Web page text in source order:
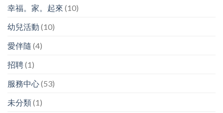
幸福。家。起來 (10)
幼兒活動 (10)
愛伴隨 (4)
招聘(1)
服務中心(53)
未分類(1)